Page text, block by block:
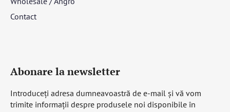
Contact
Abonare la newsletter
Introduceţi adresa dumneavoastră de e-mail şi vă vom
trimite informaţii despre produsele noi disponibile în